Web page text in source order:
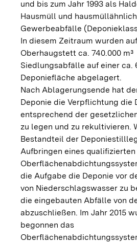
und bis zum Jahr 1993 als
Hausmüll und
Gewerbeabfälle
In diesem Zeitraum wurden
Oberhaugstett ca. 740.000 m³
Siedlungsabfälle auf einer ca.
Deponiefläche abgelagert.
Nach Ablagerungsende hat
Deponie die Verpflichtung die
entsprechend der
zu legen und zu rekultivieren.
Bestandteil der
Aufbringen eines qualifizierten
die Aufgabe die Deponie vor
von Niederschlagswasser zu
die eingebauten Abfälle von
abzuschließen. Im Jahr 2015
begonnen das